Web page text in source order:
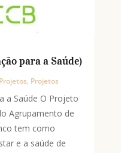
para a Saúde)
, Projetos
a Saúde O Projeto
Agrupamento de
tem como
e a saúde de